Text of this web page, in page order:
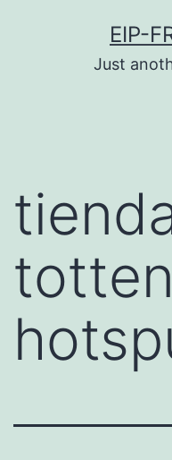
EIP-
Just